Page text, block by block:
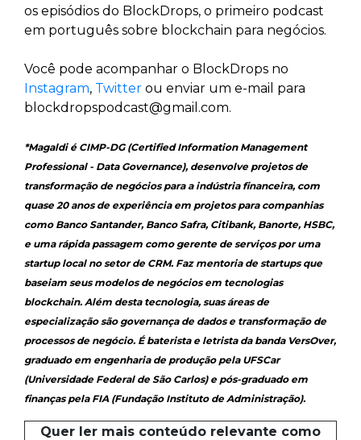
os episódios do BlockDrops, o primeiro podcast
em português sobre blockchain para negócios.
Você pode acompanhar o BlockDrops no
Instagram, Twitter ou enviar um e-mail para
blockdropspodcast@gmail.com.
*Magaldi é CIMP-DG (Certified Information Management
Professional - Data Governance), desenvolve projetos de
transformação de negócios para a indústria financeira, com
quase 20 anos de experiência em projetos para companhias
como Banco Santander, Banco Safra, Citibank, Banorte, HSBC,
e uma rápida passagem como gerente de serviços por uma
startup local no setor de CRM. Faz mentoria de startups que
baseiam seus modelos de negócios em tecnologias
blockchain. Além desta tecnologia, suas áreas de
especialização são governança de dados e transformação de
processos de negócio. É baterista e letrista da banda VersOver,
graduado em engenharia de produção pela UFSCar
(Universidade Federal de São Carlos) e pós-graduado em
finanças pela FIA (Fundação Instituto de Administração).
Quer ler mais conteúdo relevante como